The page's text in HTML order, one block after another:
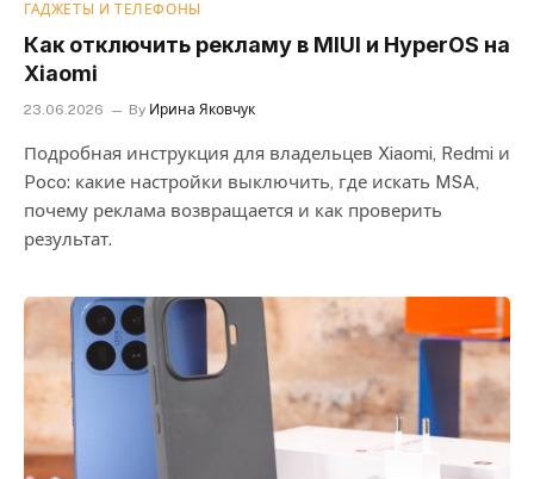
ГАДЖЕТЫ И ТЕЛЕФОНЫ
Как отключить рекламу в MIUI и HyperOS на
Xiaomi
23.06.2026 By Ирина Яковчук
Подробная инструкция для владельцев Xiaomi, Redmi и
Poco: какие настройки выключить, где искать MSA,
почему реклама возвращается и как проверить
результат.